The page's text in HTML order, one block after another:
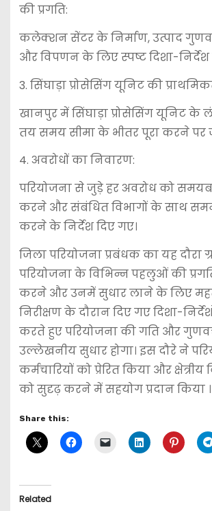
की प्रगति:
कलेक्शन सेंटर के निर्माण, उत्पाद
और विपणन के लिए स्पष्ट दिशा-निर्देश
3. सिंघाड़ा प्रोसेसिंग यूनिट की
खानपुर में सिंघाड़ा प्रोसेसिंग यूनिट के
तय समय सीमा के भीतर पूरा करने पर
4. अवरोधों का निवारण:
परियोजना से जुड़े हर अवरोध को
करने और संबंधित विभागों के साथ
करने के निर्देश दिए गए।
जिला परियोजना प्रबंधक का यह दौरा
परियोजना के विभिन्न पहलुओं की
करने और उनमें सुधार लाने के लिए
निरीक्षण के दौरान दिए गए दिशा-
करते हुए परियोजना की गति और
उल्लेखनीय सुधार होगा। इस दौरे ने
कर्मचारियों को प्रेरित किया और
को सुदृढ़ करने में सहयोग प्रदान किया ।
Share this:
Related